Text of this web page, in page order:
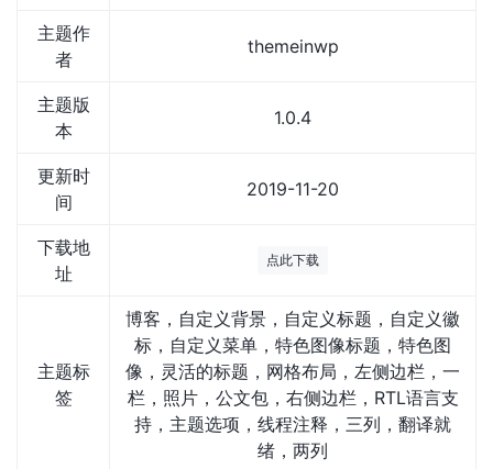
主题作
者
themeinwp
主题版
本
1.0.4
更新时
间
2019-11-20
下载地
址
点此下载
主题标
签
博客，自定义背景，自定义标题，自定义徽
标，自定义菜单，特色图像标题，特色图
像，灵活的标题，网格布局，左侧边栏，一
栏，照片，公文包，右侧边栏，RTL语言支
持，主题选项，线程注释，三列，翻译就
绪，两列